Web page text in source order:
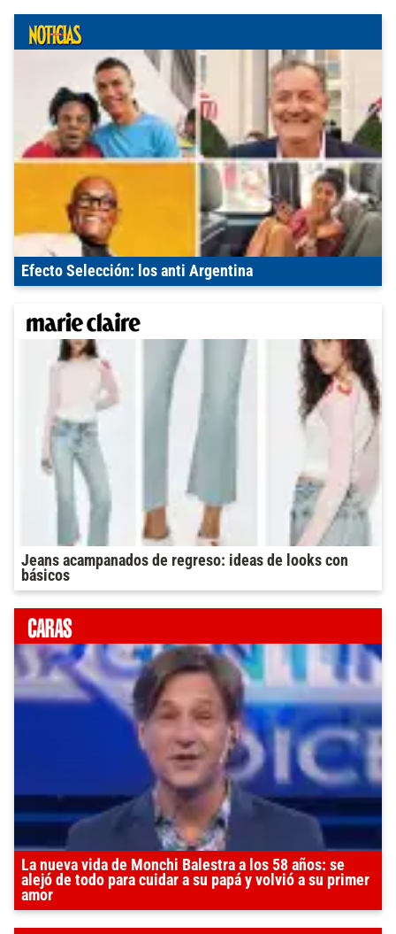
Efecto Selección: los anti Argentina
Jeans acampanados de regreso: ideas de looks con
básicos
La nueva vida de Monchi Balestra a los 58 años: se
alejó de todo para cuidar a su papá y volvió a su primer
amor